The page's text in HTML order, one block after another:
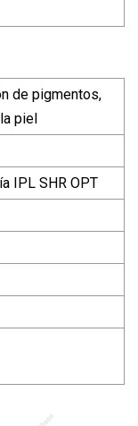
de pigmentos,
piel
IPL SHR OPT